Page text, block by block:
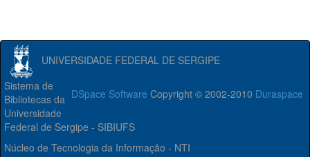
UNIVERSIDADE FEDERAL DE SERGIPE
DSpace Software Copyright © 2002-2010 Duraspace
Sistema de
Bibliotecas da
Universidade
Federal de Sergipe - SIBIUFS
Núcleo de Tecnologia da Informação - NTI